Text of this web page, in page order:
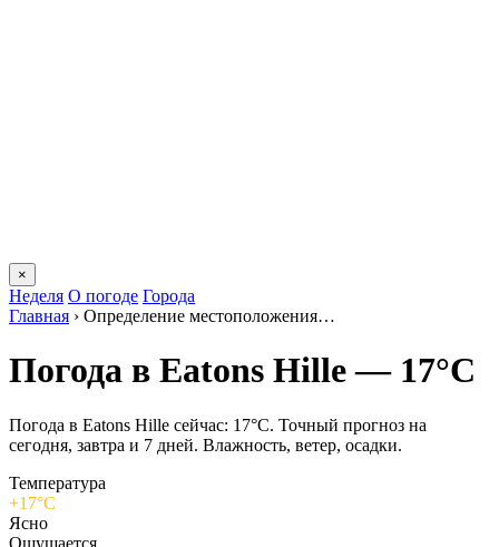
×
Неделя О погоде Города
Главная › Определение местоположения…
Погода в Eatons Hillе — 17°C
Погода в Eatons Hillе сейчас: 17°C. Точный прогноз на
сегодня, завтра и 7 дней. Влажность, ветер, осадки.
Температура
+17°C
Ясно
Ощущается